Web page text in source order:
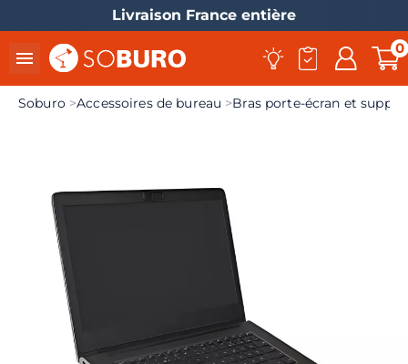
Livraison France entière
 0
Soburo Accessoires de bureau Bras porte-écran et